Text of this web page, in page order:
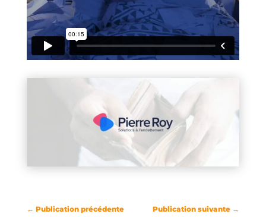
← Publication précédente Publication suivante →